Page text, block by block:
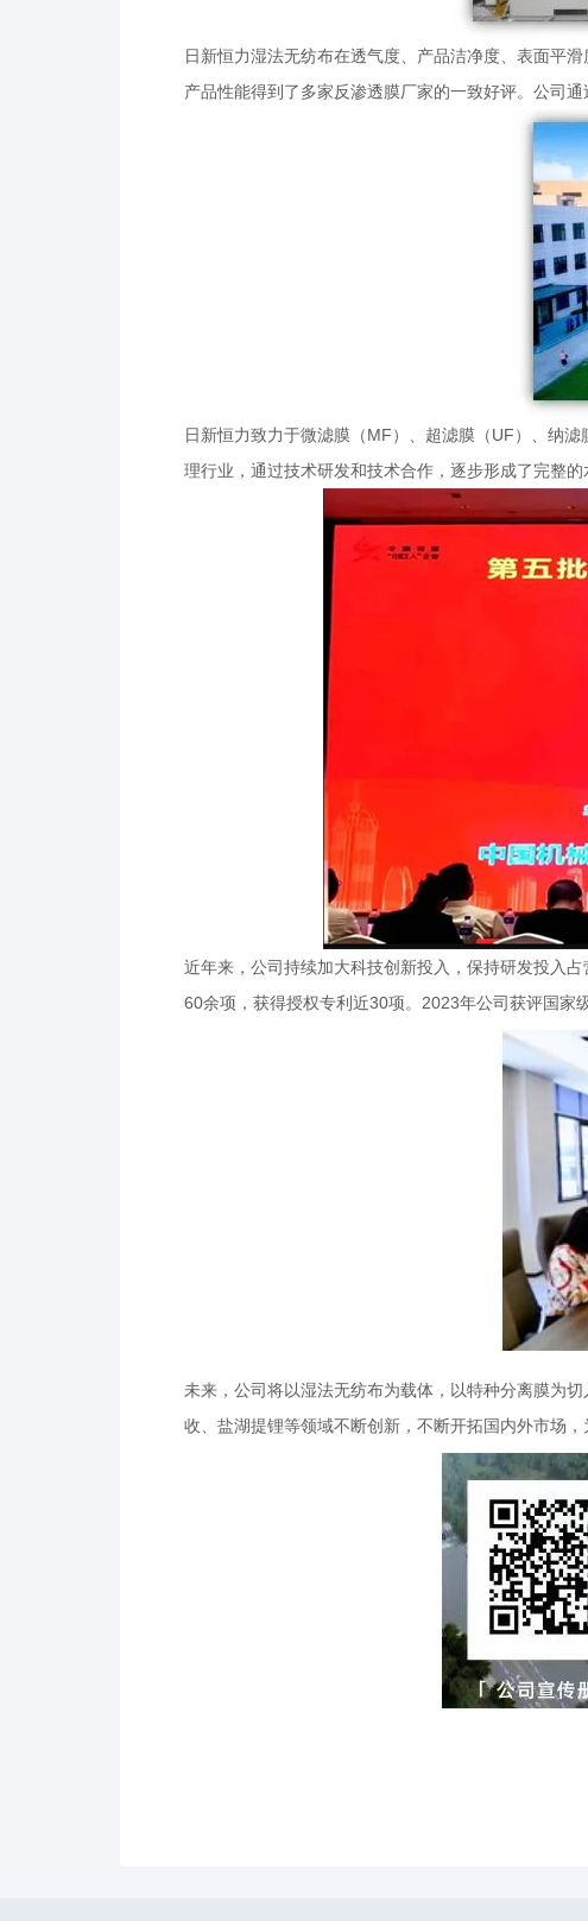
日新恒力湿法无纺布在透气度、产品洁净度、表面平
产品性能得到了多家反渗透膜厂家的一致好评。公司
日新恒力致力于微滤膜（MF）、超滤膜（UF）、纳
理行业，通过技术研发和技术合作，逐步形成了完整
近年来，公司持续加大科技创新投入，保持研发投入
60余项，获得授权专利近30项。2023年公司获评国家级
未来，公司将以湿法无纺布为载体，以特种分离膜为
收、盐湖提锂等领域不断创新，不断开拓国内外市场